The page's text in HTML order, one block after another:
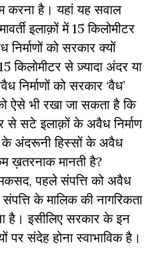
है। यहां यह सवाल
इलाक़ों में 15 किलोमीटर
को सरकार क्यों
किलोमीटर से ज़्यादा अंदर या
को सरकार ‘वैध’
ऐसे भी रखा जा सकता है कि
से सटे इलाक़ों के अवैध निर्माण
अंदरूनी हिस्सों के अवैध
ख़तरनाक मानती है?
पहले संपत्ति को अवैध
के मालिक की नागरिकता
है। इसीलिए सरकार के इन
पर संदेह होना स्वाभाविक है।